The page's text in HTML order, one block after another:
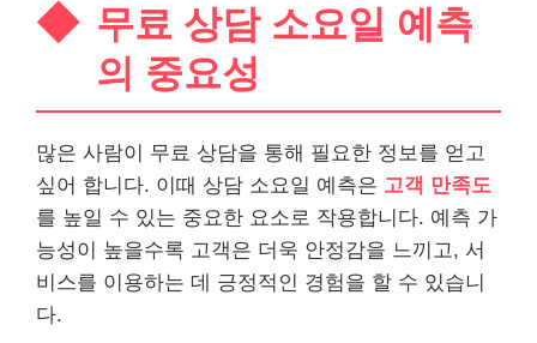
무료 상담 소요일 예측
의 중요성
많은 사람이 무료 상담을 통해 필요한 정보를 얻고
싶어 합니다. 이때 상담 소요일 예측은 고객 만족도
를 높일 수 있는 중요한 요소로 작용합니다. 예측 가
능성이 높을수록 고객은 더욱 안정감을 느끼고, 서
비스를 이용하는 데 긍정적인 경험을 할 수 있습니
다.